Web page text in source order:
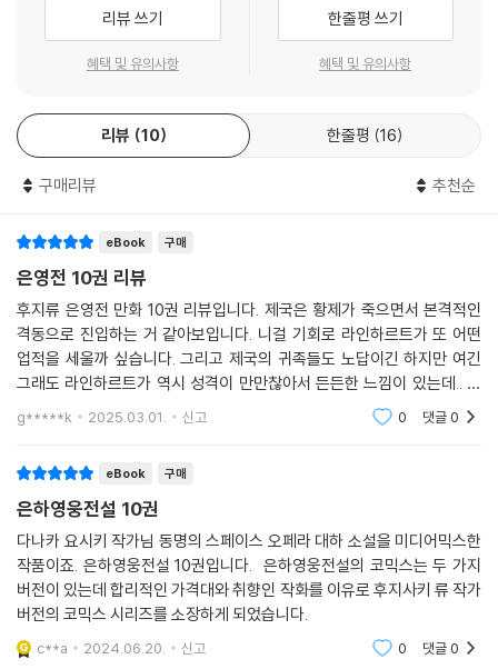
리뷰 쓰기
혜택 및 유의사항
한줄평 쓰기
혜택 및 유의사항
리뷰 10 한줄평 16
구매리뷰 추천순
eBook 구매
은영전 10권 리뷰
후지류 은영전 만화 10권 리뷰입니다. 제국은 황제가 죽으면서 본격적인
격동으로 진입하는 거 같아보입니다. 니걸 기회로 라인하르트가 또 어떤
업적을 세울까 싶습니다. 그리고 제국의 귀족들도 노답이긴 하지만 여긴
그래도 라인하르트가 역시 성격이 만만찮아서 든든한 느낌이 있는데.. 자
유행성동맹은.. 외부보다 내부의 적이 더 싫아네요ㅠ 근데 또 양웬리 주변
에 좋은 인물들이 있
g*****k 2025.03.01. 신고 0 댓글0
eBook 구매
은하영웅전설 10권
다나카 요시키 작가님 동명의 스페이스 오페라 대하 소설을 미디어믹스한
작품이죠. 은하영웅전설 10권입니다. 은하영웅전설의 코믹스는 두 가지
버전이 있는데 합리적인 가격대와 취향인 작화를 이유로 후지사키 류 작가
버전의 코믹스 시리즈를 소장하게 되었습니다.
c**a 2024.06.20. 신고 0 댓글0